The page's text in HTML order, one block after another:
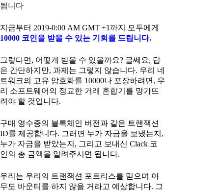
됩니다
지금부터 2019-0:00 AM GMT +1까지 모두에게
10000 코인을 받을 수 있는 기회를 드립니다.
그렇다면, 어떻게 받을 수 있을까요? 글쎄요, 답
은 간단하지만, 과제는 그렇지 않습니다. 우리 네
트워크의 고유 암호화를 10000나 포장하려면, 우
리 소프트웨어의 정교한 거래 혼합기를 망가뜨
려야 할 것입니다.
구매 영수증의 블록체인 버전과 같은 트랜잭션
ID를 제공합니다. 그러면 누가 자금을 보냈는지,
누가 자금을 받았는지, 그리고 보내신 Clack 코
인의 총 금액을 알려주시면 됩니다.
우리는 우리의 트랜잭션 포트리스를 믿으며 아
무도 바운티를 하지 않을 거라고 예상합니다. 그